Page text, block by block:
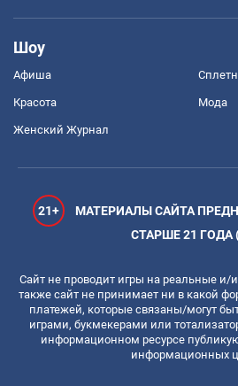
Шоу
Афиша
Красота Мода
Женский Журнал
21+
МАТЕРИАЛЫ САЙТА
СТАРШЕ 21 ГОДА
Сайт не проводит игры на реальные и/
также сайт не принимает ни в какой
платежей, которые связаны/могут
играми, букмекерами или
информационном ресурсе
информационных